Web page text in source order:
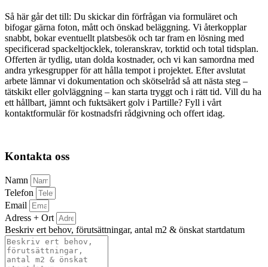
Så här går det till: Du skickar din förfrågan via formuläret och
bifogar gärna foton, mått och önskad beläggning. Vi återkopplar
snabbt, bokar eventuellt platsbesök och tar fram en lösning med
specificerad spackeltjocklek, toleranskrav, torktid och total tidsplan.
Offerten är tydlig, utan dolda kostnader, och vi kan samordna med
andra yrkesgrupper för att hålla tempot i projektet. Efter avslutat
arbete lämnar vi dokumentation och skötselråd så att nästa steg –
tätskikt eller golvläggning – kan starta tryggt och i rätt tid. Vill du ha
ett hållbart, jämnt och fuktsäkert golv i Partille? Fyll i vårt
kontaktformulär för kostnadsfri rådgivning och offert idag.
Kontakta oss
Namn
Telefon
Email
Adress + Ort
Beskriv ert behov, förutsättningar, antal m2 & önskat startdatum